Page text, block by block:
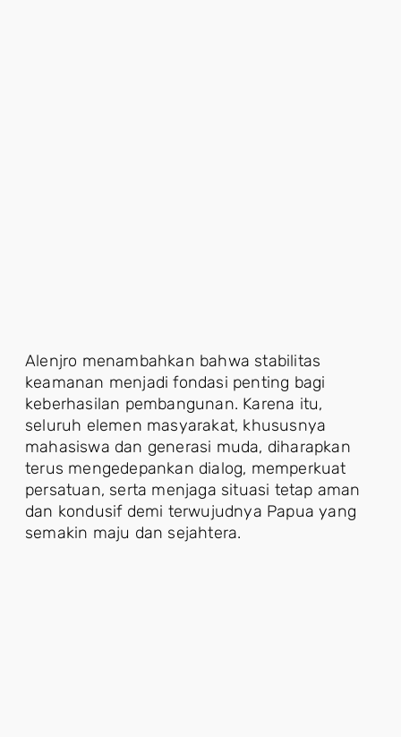
Alenjro menambahkan bahwa stabilitas
keamanan menjadi fondasi penting bagi
keberhasilan pembangunan. Karena itu,
seluruh elemen masyarakat, khususnya
mahasiswa dan generasi muda, diharapkan
terus mengedepankan dialog, memperkuat
persatuan, serta menjaga situasi tetap aman
dan kondusif demi terwujudnya Papua yang
semakin maju dan sejahtera.